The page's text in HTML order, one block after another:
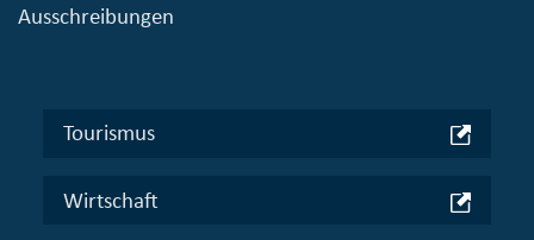
Ausschreibungen
Tourismus
Wirtschaft